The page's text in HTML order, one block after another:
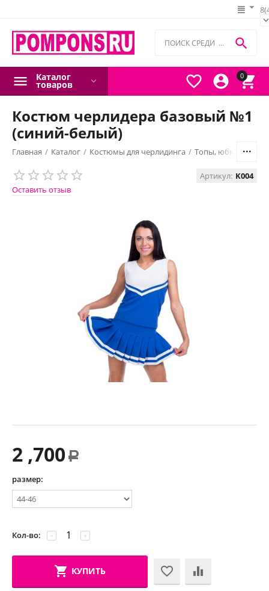
0




Каталог
товаров
Костюм черлидера базовый №1
(синий-белый)
Главная / Каталог / Костюмы для черлидинга / Топы, юбки, шорты
Оставить отзыв
Артикул: K004
2 ,700 Р
размер:
Кол-во: +
−
КУПИТЬ